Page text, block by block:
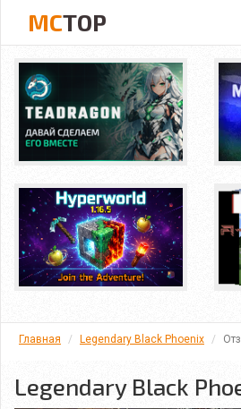
MCTOP
Главная Legendary Black Phoenix
Legendary Black